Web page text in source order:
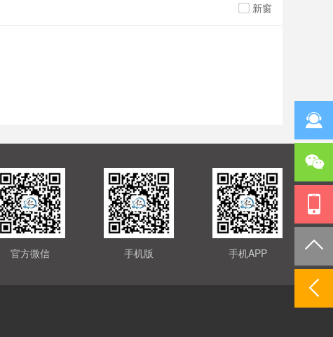
新窗
手机APP
手机版
官方微信